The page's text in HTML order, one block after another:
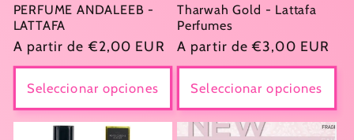
PERFUME ANDALEEB -
LATTAFA
Precio
habitual
A partir de €2,00 EUR
Seleccionar opciones
Tharwah Gold - Lattafa
Perfumes
Precio
habitual
A partir de €3,00 EUR
Seleccionar opciones